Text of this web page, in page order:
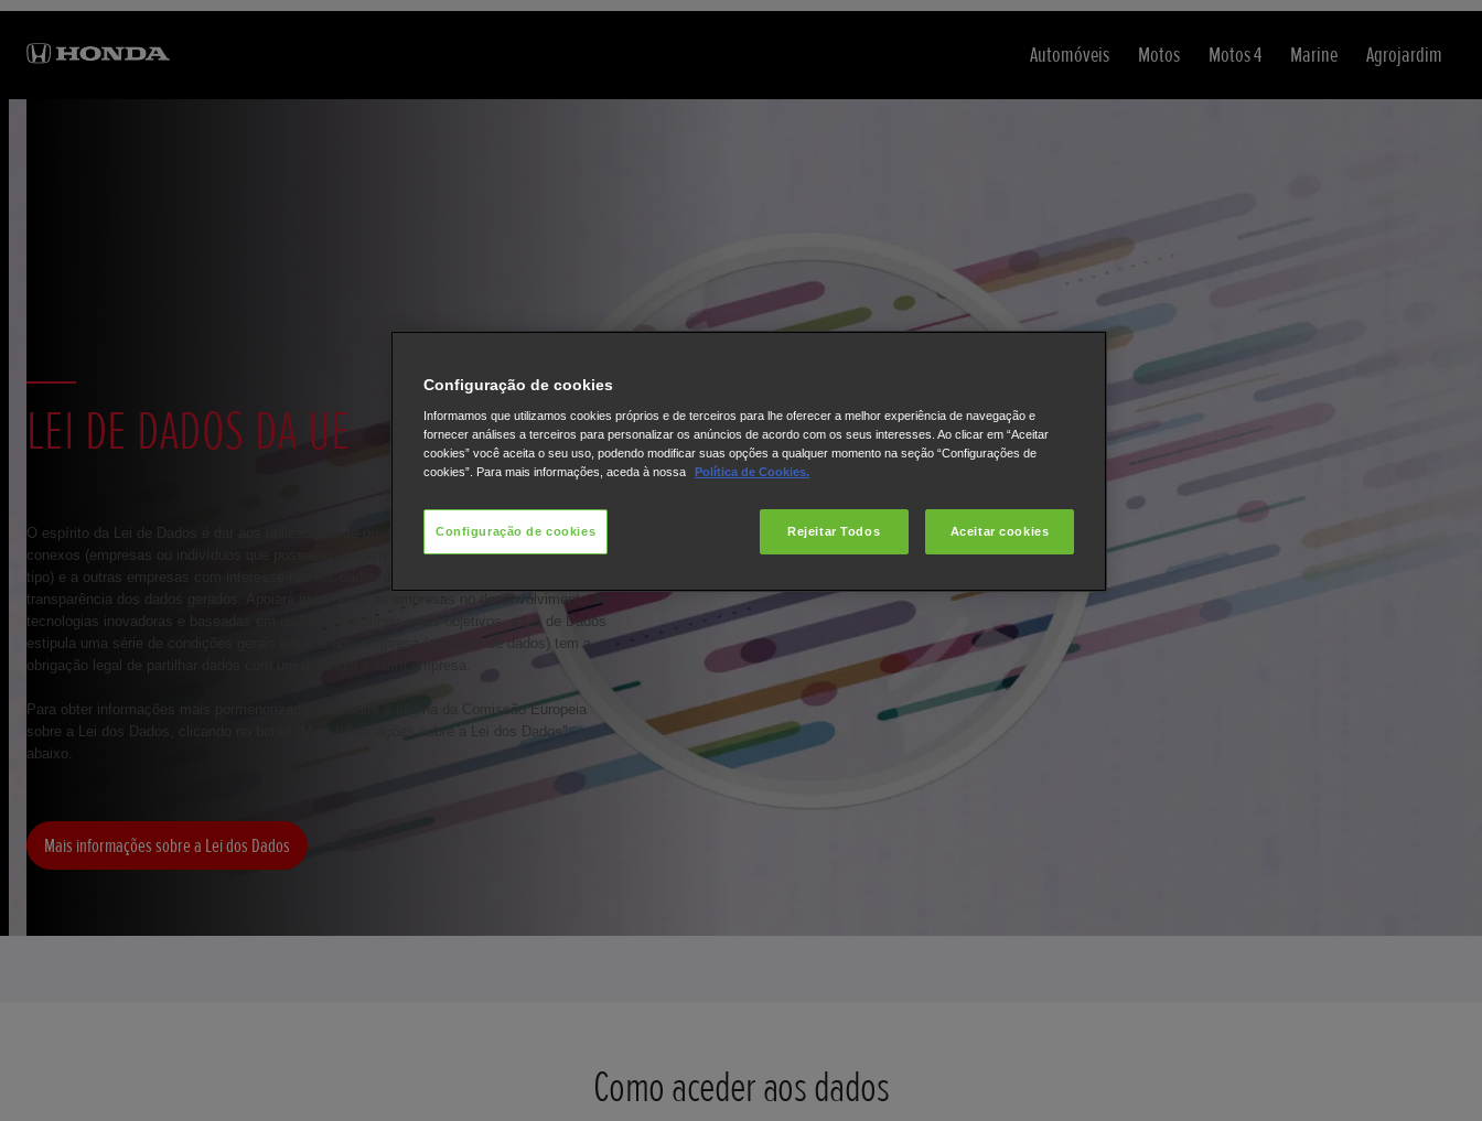
Automóveis Motos Motos 4 Marine Agrojardim
LEI DE DADOS DA UE
O espírito da Lei de Dados é dar aos utilizadores de produtos conectados e serviços
conexos (empresas ou indivíduos que possuem, alugam ou arrendam um produto desse
tipo) e a outras empresas com interesse nesses dados um acesso justo e uma maior
transparência dos dados gerados. Apoiará igualmente as empresas no desenvolvimento de
tecnologias inovadoras e baseadas em dados. Para atingir estes objetivos, a Lei de Dados
estipula uma série de condições gerais em que uma empresa (ou titular de dados) tem a
obrigação legal de partilhar dados com um utilizador e outra empresa.
Para obter informações mais pormenorizadas, consulte a página da Comissão Europeia
sobre a Lei dos Dados, clicando no botão "Mais informações sobre a Lei dos Dados"
abaixo.
Mais informações sobre a Lei dos Dados
Como aceder aos dados
Configuração de cookies
Informamos que utilizamos cookies próprios e de terceiros para lhe oferecer a melhor experiência de navegação e
fornecer análises a terceiros para personalizar os anúncios de acordo com os seus interesses. Ao clicar em “Aceitar
cookies” você aceita o seu uso, podendo modificar suas opções a qualquer momento na seção “Configurações de
cookies”. Para mais informações, aceda à nossa
Política de Cookies.
Rejeitar Todos Aceitar cookies
Configuração de cookies